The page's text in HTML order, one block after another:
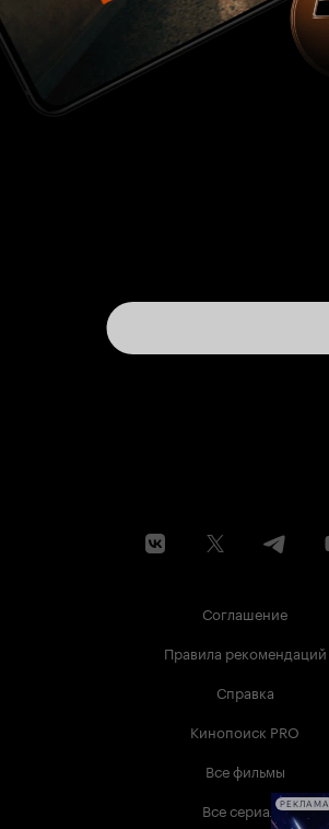
Соглашение
Правила рекомендаций
Справка
Кинопоиск PRO
Все фильмы
Все сериалыРЕКЛАМА